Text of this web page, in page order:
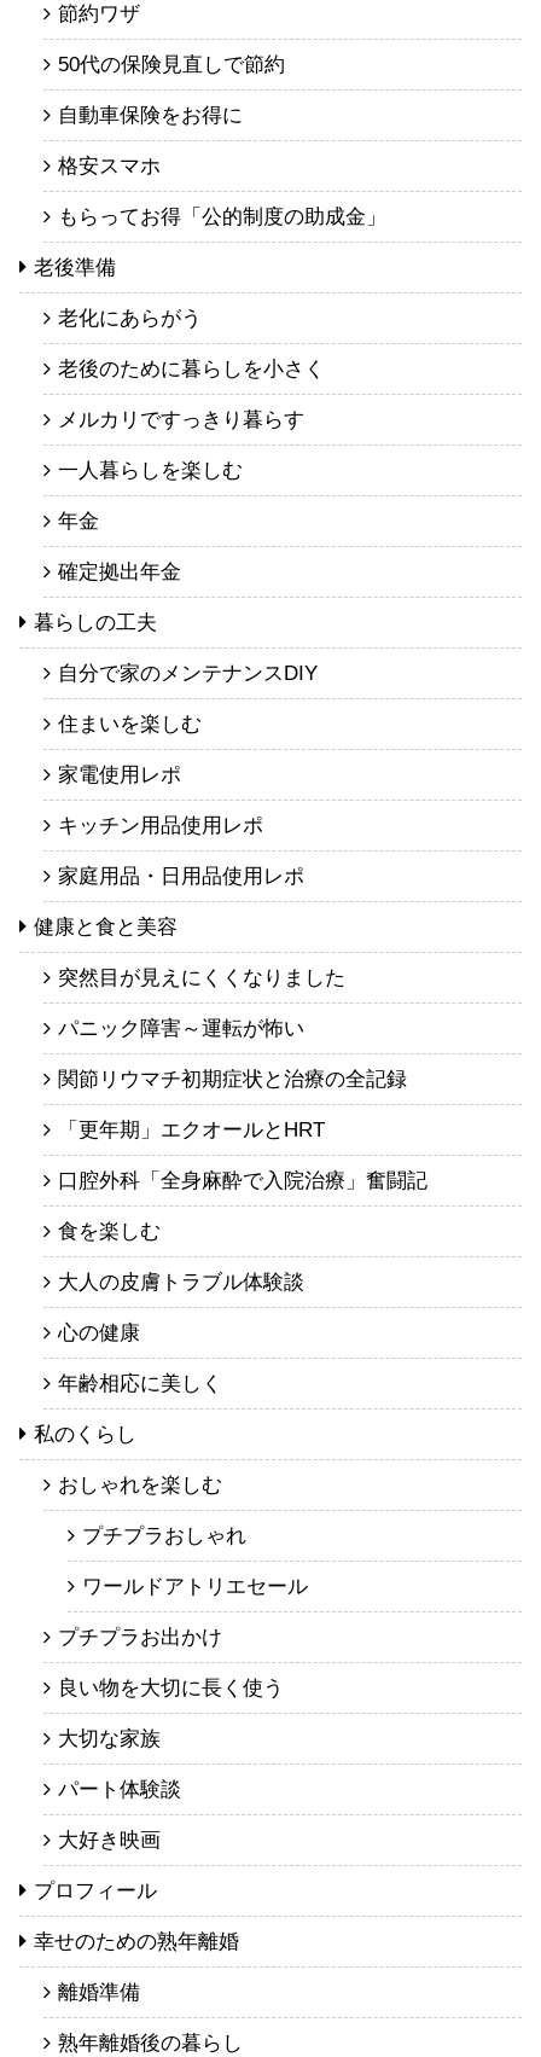
節約ワザ
50代の保険見直しで節約
自動車保険をお得に
格安スマホ
もらってお得「公的制度の助成金」
老後準備
老化にあらがう
老後のために暮らしを小さく
メルカリですっきり暮らす
一人暮らしを楽しむ
年金
確定拠出年金
暮らしの工夫
自分で家のメンテナンスDIY
住まいを楽しむ
家電使用レポ
キッチン用品使用レポ
家庭用品・日用品使用レポ
健康と食と美容
突然目が見えにくくなりました
パニック障害～運転が怖い
関節リウマチ初期症状と治療の全記録
「更年期」エクオールとHRT
口腔外科「全身麻酔で入院治療」奮闘記
食を楽しむ
大人の皮膚トラブル体験談
心の健康
年齢相応に美しく
私のくらし
おしゃれを楽しむ
プチプラおしゃれ
ワールドアトリエセール
プチプラお出かけ
良い物を大切に長く使う
大切な家族
パート体験談
大好き映画
プロフィール
幸せのための熟年離婚
離婚準備
熟年離婚後の暮らし